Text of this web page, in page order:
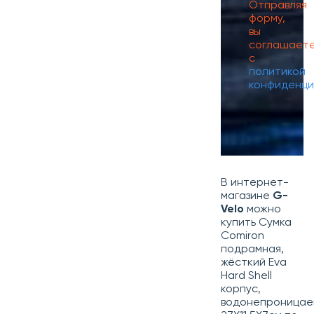
Отправляя
форму,
вы
с
политикой
В интернет-
магазине G-
Velo можно
купить Сумка
Comiron
подрамная,
жёсткий Eva
Hard Shell
корпус,